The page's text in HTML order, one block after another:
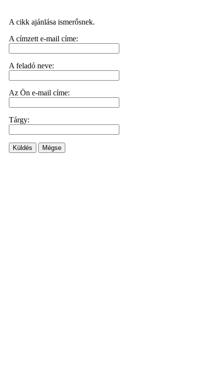
A cikk ajánlása ismerősnek.
A címzett e-mail címe:
A feladó neve:
Az Ön e-mail címe:
Tárgy:
Küldés Mégse